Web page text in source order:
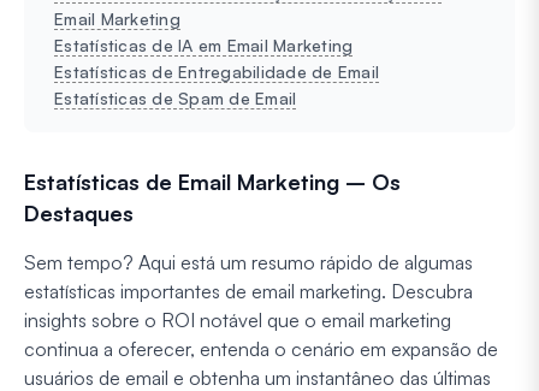
Email Marketing
Estatísticas de IA em Email Marketing
Estatísticas de Entregabilidade de Email
Estatísticas de Spam de Email
Estatísticas de Email Marketing – Os
Destaques
Sem tempo? Aqui está um resumo rápido de algumas
estatísticas importantes de email marketing. Descubra
insights sobre o ROI notável que o email marketing
continua a oferecer, entenda o cenário em expansão de
usuários de email e obtenha um instantâneo das últimas